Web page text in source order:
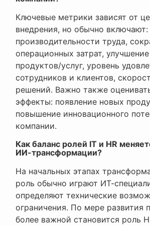
Ключевые метрики зависят от
внедрения, но обычно
производительности труда,
операционных затрат,
продуктов/услуг, уровень
сотрудников и клиентов,
решений. Важно также
эффекты: появление новых
повышение инновационного
компании.
Как баланс ролей IT и HR
ИИ-трансформации?
На начальных этапах
роль обычно играют ИТ-
определяют технические
ограничения. По мере развития
более важной становится роль